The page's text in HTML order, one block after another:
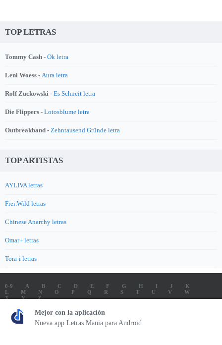
TOP LETRAS
Tommy Cash - Ok letra
Leni Woess - Aura letra
Rolf Zuckowski - Es Schneit letra
Die Flippers - Lotosblume letra
Outbreakband - Zehntausend Gründe letra
TOP ARTISTAS
AYLIVA letras
Frei.Wild letras
Chinese Anarchy letras
Omar+ letras
Tora-i letras
0-9 A B C D E F G H I J
K
L
M N O P Q R S T V
W
X
Y
Z
LETRAS
SOUNDTRACK LETRAS
TOP 100 LETRAS
ENVIA LETRAS
Letrasmania.com - Copyright © 2026 - All Rights Reserved
Mejor con la aplicación
Nueva app Letras Mania para Android